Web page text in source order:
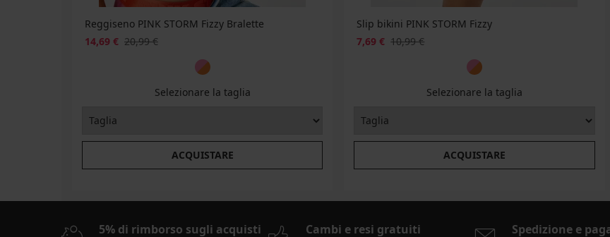
WELCOME20
Reggiseno PINK STORM Fizzy Bralette
14,69 € 20,99 €
Selezionare la taglia
ACQUISTARE
Slip bikini PINK STORM Fizzy
7,69 € 10,99 €
Selezionare la taglia
ACQUISTARE
5% di rimborso sugli acquisti Cambi e resi gratuiti Spedizione e